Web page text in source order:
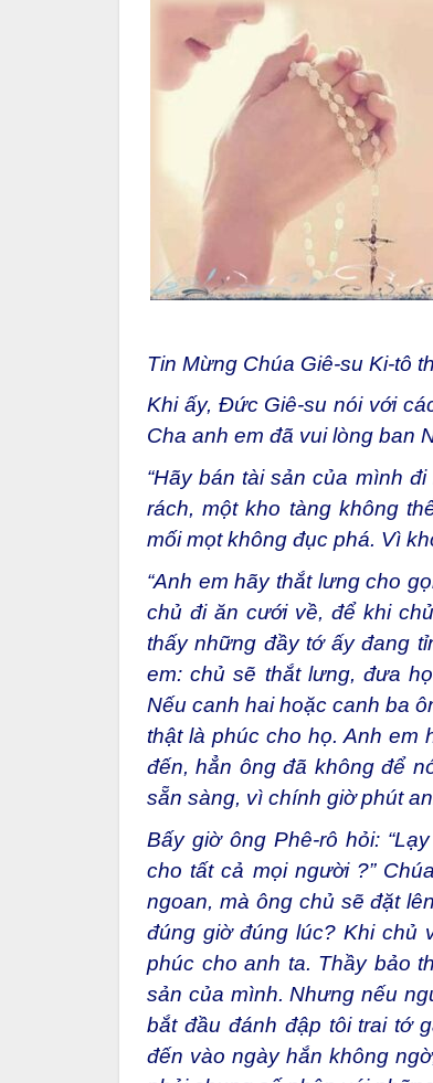
Tin Mừng Chúa Giê-su Ki-tô
Khi ấy, Đức Giê-su nói với
Cha anh em đã vui lòng ban
“Hãy bán tài sản của mình
rách, một kho tàng không
mối mọt không đục phá. Vì
“Anh em hãy thắt lưng cho
chủ đi ăn cưới về, để khi
thấy những đầy tớ ấy đang
em: chủ sẽ thắt lưng, đưa
Nếu canh hai hoặc canh ba
thật là phúc cho họ. Anh em
đến, hẳn ông đã không để
sẵn sàng, vì chính giờ phút
Bấy giờ ông Phê-rô hỏi:
cho tất cả mọi người ?”
ngoan, mà ông chủ sẽ đặt
đúng giờ đúng lúc? Khi chủ
phúc cho anh ta. Thầy bảo
sản của mình. Nhưng nếu
bắt đầu đánh đập tôi trai tớ